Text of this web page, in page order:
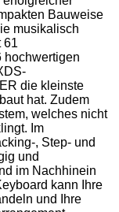
Bauweise
musikalisch
61
hochwertigen
die kleinste
hat. Zudem
welches nicht
Im
, Step- und
und
im Nachhinein
kann Ihre
und Ihre